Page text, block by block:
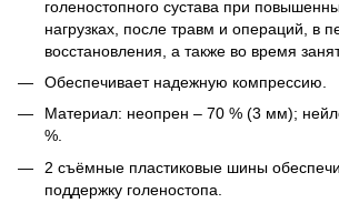
голеностопного сустава при
нагрузках, после травм и операций, в
восстановления, а также во время
Обеспечивает надежную компрессию.
Материал: неопрен – 70 % (3 мм);
%.
2 съёмные пластиковые шины
поддержку голеностопа.